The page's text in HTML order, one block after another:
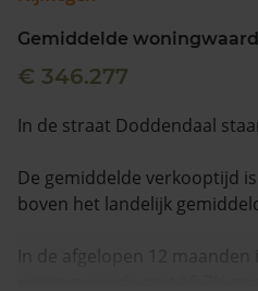
Gemiddelde
€ 346.277
In de straat Doddendaal
De gemiddelde verkooptijd
boven het landelijk
In de afgelopen 12 maanden